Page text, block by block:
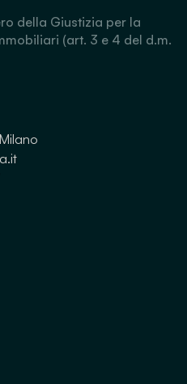
della Giustizia per la
(art. 3 e 4 del d.m.